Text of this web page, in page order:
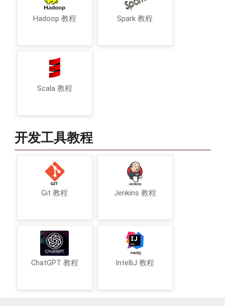
Hadoop 教程 Spark 教程
Scala 教程
开发工具教程
Git 教程 Jenkins 教程
ChatGPT 教程 IntelliJ 教程